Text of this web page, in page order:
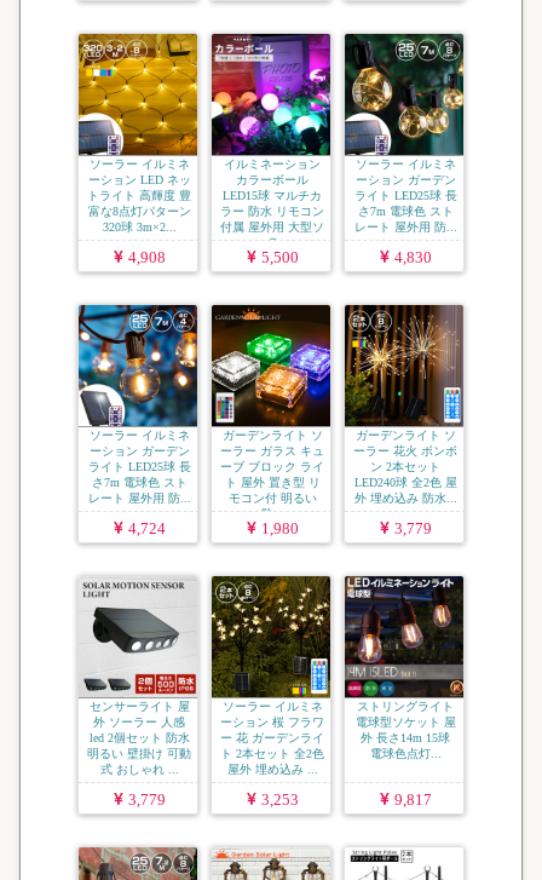
ソーラー イルミネ
ーション LED ネッ
トライト 高輝度 豊
富な8点灯パターン
320球 3m×2...
4,908
イルミネーション
カラーボール
LED15球 マルチカ
ラー 防水 リモコン
付属 屋外用 大型ソ
ーラ...
5,500
ソーラー イルミネ
ーション ガーデン
ライト LED25球 長
さ7m 電球色 スト
レート 屋外用 防...
4,830
ソーラー イルミネ
ーション ガーデン
ライト LED25球 長
さ7m 電球色 スト
レート 屋外用 防...
4,724
ガーデンライト ソ
ーラー ガラス キュ
ーブ ブロック ライ
ト 屋外 置き型 リ
モコン付 明るい
防...
1,980
ガーデンライト ソ
ーラー 花火 ボンボ
ン 2本セット
LED240球 全2色 屋
外 埋め込み 防水...
3,779
センサーライト 屋
外 ソーラー 人感
led 2個セット 防水
明るい 壁掛け 可動
式 おしゃれ ...
3,779
ソーラー イルミネ
ーション 桜 フラワ
ー 花 ガーデンライ
ト 2本セット 全2色
屋外 埋め込み ...
3,253
ストリングライト
電球型ソケット 屋
外 長さ14m 15球
電球色点灯...
9,817